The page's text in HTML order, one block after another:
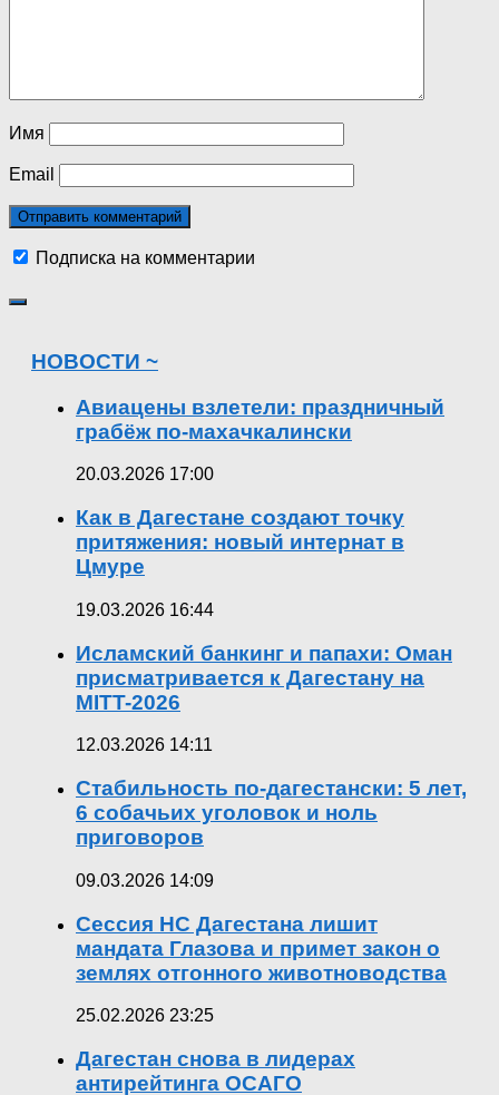
Имя
Email
Подписка на комментарии
НОВОСТИ ~
Авиацены взлетели: праздничный
грабёж по-махачкалински
20.03.2026 17:00
Как в Дагестане создают точку
притяжения: новый интернат в
Цмуре
19.03.2026 16:44
Исламский банкинг и папахи: Оман
присматривается к Дагестану на
MITT-2026
12.03.2026 14:11
Стабильность по-дагестански: 5 лет,
6 собачьих уголовок и ноль
приговоров
09.03.2026 14:09
Сессия НС Дагестана лишит
мандата Глазова и примет закон о
землях отгонного животноводства
25.02.2026 23:25
Дагестан снова в лидерах
антирейтинга ОСАГО